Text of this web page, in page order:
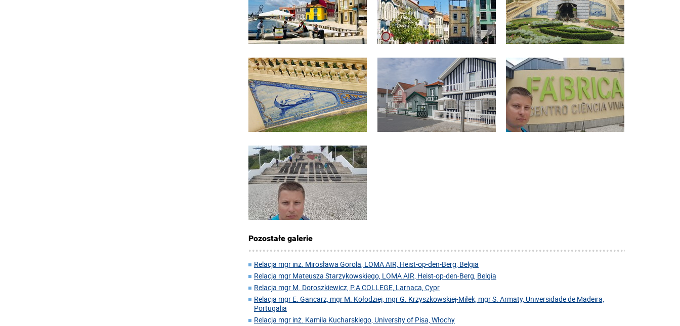
Pozostałe galerie
Relacja mgr inż. Mirosława Gorola, LOMA AIR, Heist-op-den-Berg, Belgia
Relacja mgr Mateusza Starzykowskiego, LOMA AIR, Heist-op-den-Berg, Belgia
Relacja mgr M. Doroszkiewicz, P.A COLLEGE, Larnaca, Cypr
Relacja mgr E. Gancarz, mgr M. Kołodziej, mgr G. Krzyszkowskiej-Miłek, mgr S. Armaty, Universidade de Madeira,
Portugalia
Relacja mgr inż. Kamila Kucharskiego, University of Pisa, Włochy